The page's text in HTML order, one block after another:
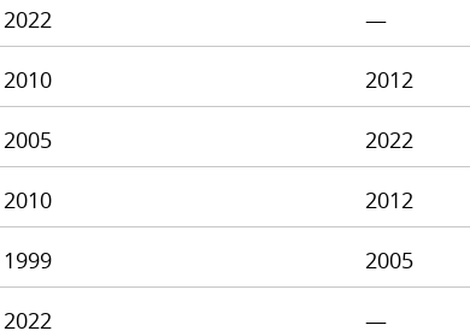
2022 —
2010 2012
2005 2022
2010 2012
1999 2005
2022 —